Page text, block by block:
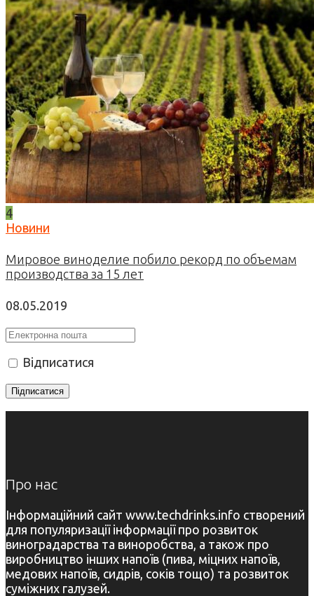
4
Новини
Мировое виноделие побило рекорд по объемам
производства за 15 лет
08.05.2019
Відписатися
Про нас
Інформаційний сайт www.techdrinks.info створений
для популяризації інформації про розвиток
виноградарства та виноробства, а також про
виробництво інших напоїв (пива, міцних напоїв,
медових напоїв, сидрів, соків тощо) та розвиток
суміжних галузей.